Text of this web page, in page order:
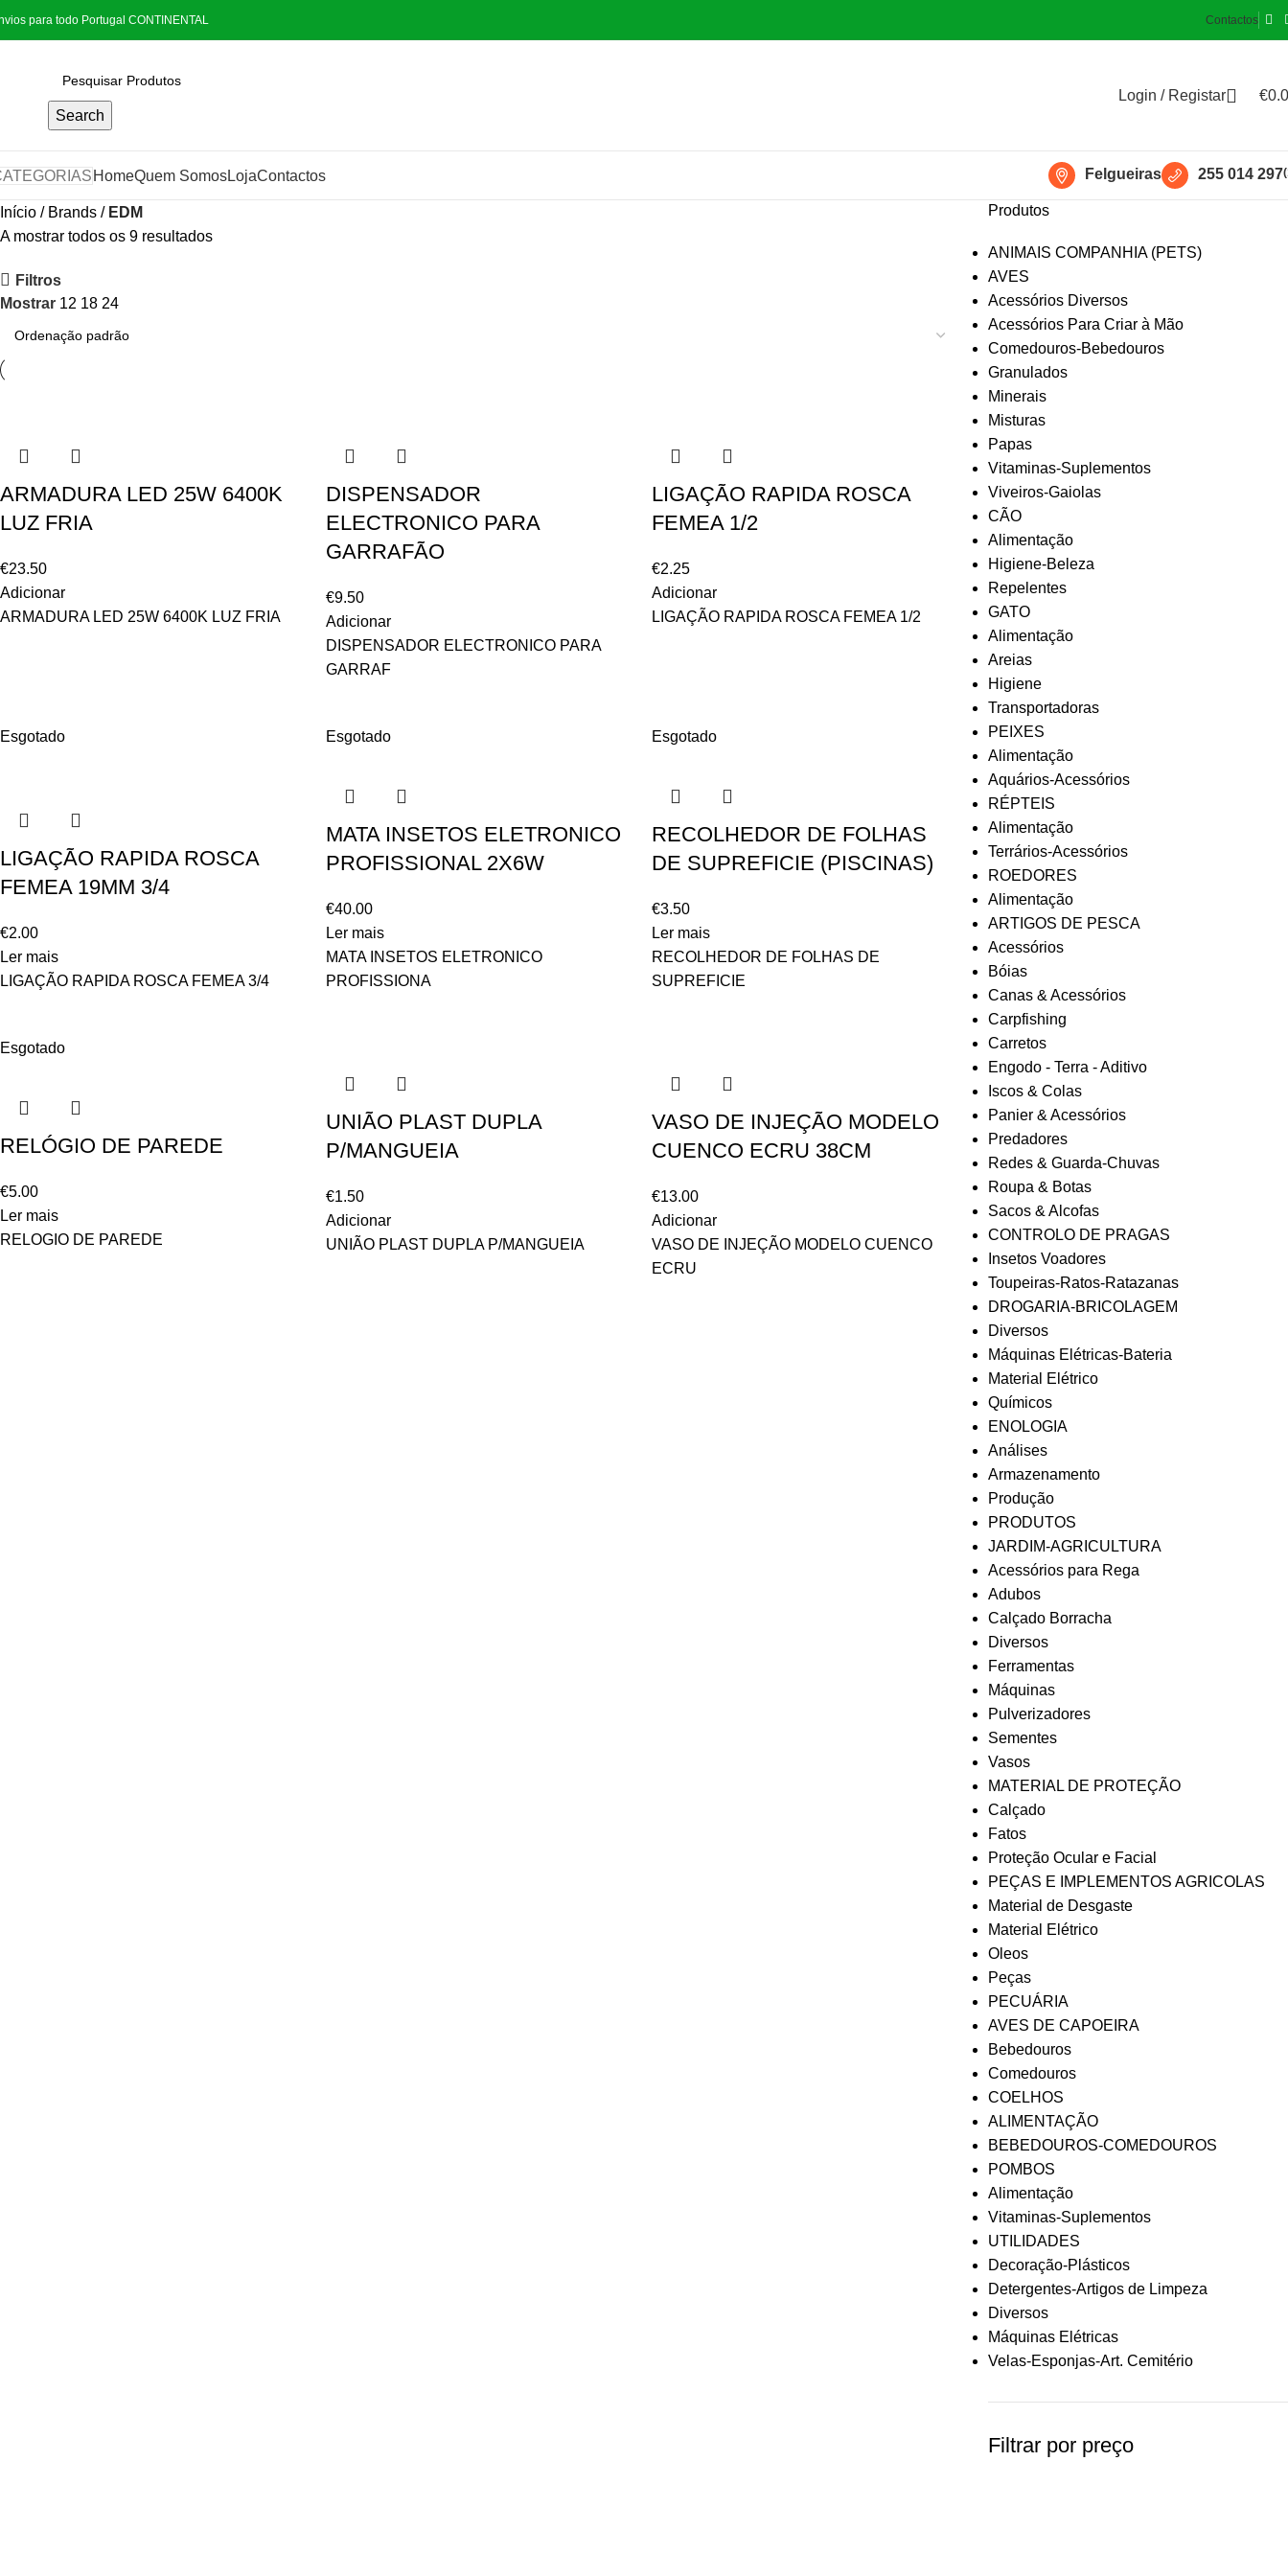
para todo Portugal CONTINENTAL Contactos
Search
Login / Registar €
HomeQuem SomosLojaContactos Felgueiras 255 014 297
Início Brands
EDM
A mostrar todos os 9 resultados
Filtros
Mostrar 12 18 24
ARMADURA LED 25W 6400K
LUZ FRIA
€23.50
Adicionar
ARMADURA LED 25W 6400K LUZ FRIA
DISPENSADOR
ELECTRONICO PARA
GARRAFÃO
€9.50
Adicionar
DISPENSADOR ELECTRONICO PARA
GARRAF
LIGAÇÃO RAPIDA ROSCA
FEMEA 1/2
€2.25
Adicionar
LIGAÇÃO RAPIDA ROSCA FEMEA 1/2
Esgotado
LIGAÇÃO RAPIDA ROSCA
FEMEA 19MM 3/4
€2.00
Ler mais
LIGAÇÃO RAPIDA ROSCA FEMEA 3/4
Esgotado
MATA INSETOS ELETRONICO
PROFISSIONAL 2X6W
€40.00
Ler mais
MATA INSETOS ELETRONICO
PROFISSIONA
Esgotado
RECOLHEDOR DE FOLHAS
DE SUPREFICIE (PISCINAS)
€3.50
Ler mais
RECOLHEDOR DE FOLHAS DE
SUPREFICIE
Esgotado
RELÓGIO DE PAREDE
€5.00
Ler mais
RELOGIO DE PAREDE
UNIÃO PLAST DUPLA
P/MANGUEIA
€1.50
Adicionar
UNIÃO PLAST DUPLA P/MANGUEIA
VASO DE INJEÇÃO MODELO
CUENCO ECRU 38CM
€13.00
Adicionar
VASO DE INJEÇÃO MODELO CUENCO
ECRU
Produtos
ANIMAIS COMPANHIA (PETS)
AVES
Acessórios Diversos
Acessórios Para Criar à Mão
Comedouros-Bebedouros
Granulados
Minerais
Misturas
Papas
Vitaminas-Suplementos
Viveiros-Gaiolas
CÃO
Alimentação
Higiene-Beleza
Repelentes
GATO
Alimentação
Areias
Higiene
Transportadoras
PEIXES
Alimentação
Aquários-Acessórios
RÉPTEIS
Alimentação
Terrários-Acessórios
ROEDORES
Alimentação
ARTIGOS DE PESCA
Acessórios
Bóias
Canas & Acessórios
Carpfishing
Carretos
Engodo - Terra - Aditivo
Iscos & Colas
Panier & Acessórios
Predadores
Redes & Guarda-Chuvas
Roupa & Botas
Sacos & Alcofas
CONTROLO DE PRAGAS
Insetos Voadores
Toupeiras-Ratos-Ratazanas
DROGARIA-BRICOLAGEM
Diversos
Máquinas Elétricas-Bateria
Material Elétrico
Químicos
ENOLOGIA
Análises
Armazenamento
Produção
PRODUTOS
JARDIM-AGRICULTURA
Acessórios para Rega
Adubos
Calçado Borracha
Diversos
Ferramentas
Máquinas
Pulverizadores
Sementes
Vasos
MATERIAL DE PROTEÇÃO
Calçado
Fatos
Proteção Ocular e Facial
PEÇAS E IMPLEMENTOS AGRICOLAS
Material de Desgaste
Material Elétrico
Oleos
Peças
PECUÁRIA
AVES DE CAPOEIRA
Bebedouros
Comedouros
COELHOS
ALIMENTAÇÃO
BEBEDOUROS-COMEDOUROS
POMBOS
Alimentação
Vitaminas-Suplementos
UTILIDADES
Decoração-Plásticos
Detergentes-Artigos de Limpeza
Diversos
Máquinas Elétricas
Velas-Esponjas-Art. Cemitério
Filtrar por preço